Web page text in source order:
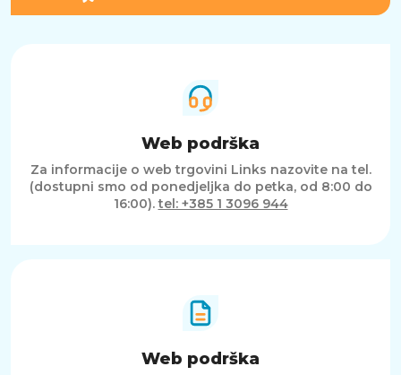
Web podrška
Za informacije o web trgovini Links nazovite na tel.
(dostupni smo od ponedjeljka do petka, od 8:00 do
16:00).tel: +385 1 3096 944
Web podrška